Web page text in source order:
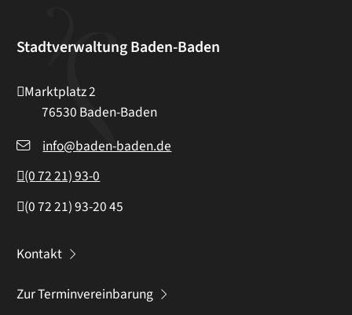
Stadtverwaltung Baden-Baden
Marktplatz 2
76530 Baden-Baden
info@baden-baden.de
(07221) 93-0
(07221) 93-2045
Kontakt
Zur Terminvereinbarung